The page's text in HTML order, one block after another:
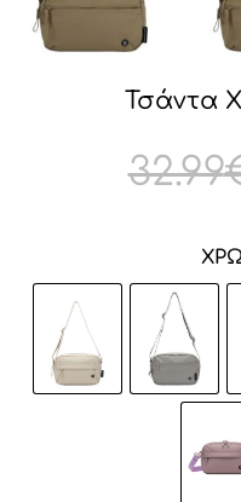
Τσάντα
32.99